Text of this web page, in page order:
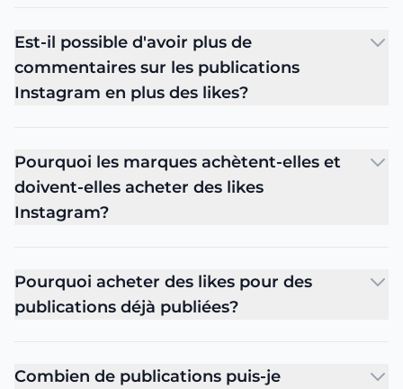
Est-il possible d'avoir plus de
commentaires sur les publications
Instagram en plus des likes?
Pourquoi les marques achètent-elles et
doivent-elles acheter des likes
Instagram?
Pourquoi acheter des likes pour des
publications déjà publiées?
Combien de publications puis-je